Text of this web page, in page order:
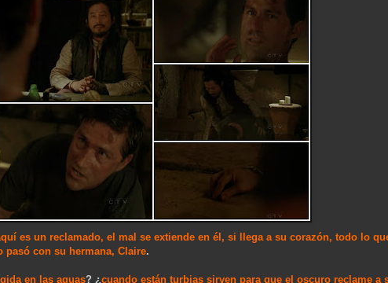
es un reclamado, el mal se extiende en él, si llega a su corazón, todo lo
pasó con su hermana, Claire.
en las aguas? ¿cuando están turbias sirven para que el oscuro reclame a